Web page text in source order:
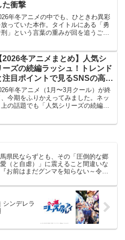
た衝撃
年冬アニメの中でも、ひときわ異彩
放っていた本作。タイトルにある「勇
」という言葉の重みが回を追うごと
観本作の最大の特徴は、「勇者」が栄
の座ではなく、大罪...
2026冬アニメまとめ】人気シ
ーズの続編ラッシュ！トレンド
注目ポイントで見るSNSの高評
ランキング
年冬アニメ（1月〜3月クール）が終
、今期をふりかえってみました。ネッ
上の話題でも「人気シリーズの続編ラ
県民ならずとも、その「圧倒的な郷
（と自虐）」に震えること間違いな
お前はまだグンマを知らない～令和
ンデレラ